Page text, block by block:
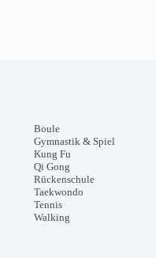
Boule
Gymnastik & Spiel
Kung Fu
Qi Gong
Rückenschule
Taekwondo
Tennis
Walking